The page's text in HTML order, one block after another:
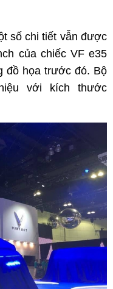
số chi tiết vẫn được
của chiếc VF e35
đồ họa trước đó. Bộ
với kích thước